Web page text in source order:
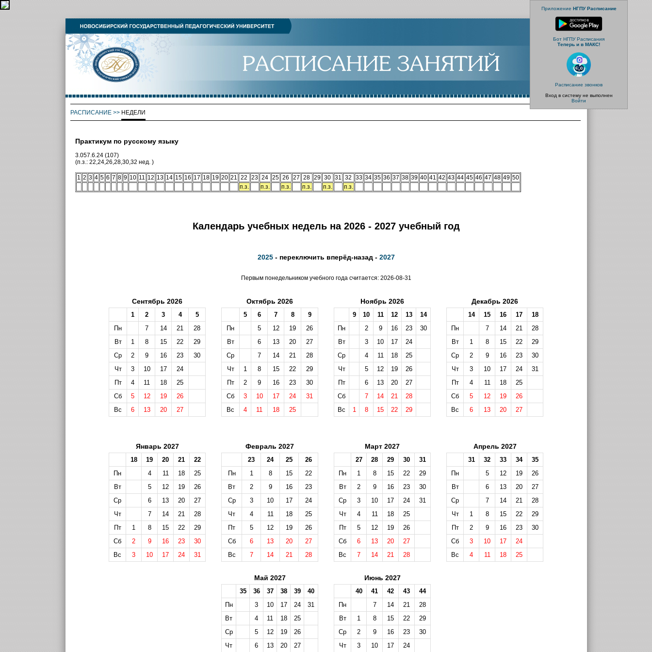
Приложение НГПУ Расписание
Бот НГПУ Расписания
Теперь и в МАКС!
Расписание звонков
Вход в систему не выполнен
Войти
РАСПИСАНИЕ>> НЕДЕЛИ
Практикум по русскому языку
3.057.6.24 (107)
(п.з.: 22,24,26,28,30,32 нед. )
1 2 3 4 5 6 7 8 9 10 11 12 13 14 15 16 17 18 19 20 21 22 23 24 25 26 27 28 29 30 31 32 33 34 35 36 37 38 39 40 41 42 43 44 45 46 47 48 49 50
п.з.
п.з. п.з. п.з. п.з. п.з.
Календарь учебных недель на 2026 - 2027 учебный год
2025- переключить вперёд-назад - 2027
Первым понедельником учебного года считается: 2026-08-31
Сентябрь 2026
1 2 3 4
5
Пн
7 14 21
28
Вт
1 8 15 22
29
Ср
2 9 16 23
30
Чт
3 10 17
24
Пт
4 11 18
25
Сб
5 12 19
26
Вс
6 13 20 27
Октябрь 2026
5 6 7 8
9
Пн
5 12 19
26
Вт
6 13 20
27
Ср
7 14 21
28
Чт
1 8 15 22
29
Пт
2 9 16 23
30
Сб
3 10 17 24
31
Вс
4 11 18 25
Ноябрь 2026
9 10 11 12 13
14
Пн
2 9 16 23
30
Вт
3 10 17
24
Ср
4 11 18
25
Чт
5 12 19
26
Пт
6 13 20
27
Сб
7 14 21
28
Вс
1 8 15 22 29
Декабрь 2026
14 15 16 17
18
Пн
7 14 21
28
Вт
1 8 15 22
29
Ср
2 9 16 23
30
Чт
3 10 17 24
31
Пт
4 11 18
25
Сб
5 12 19
26
Вс
6 13 20 27
Январь 2027
18 19 20 21
22
Пн
4 11 18
25
Вт
5 12 19
26
Ср
6 13 20
27
Чт
7 14 21
28
Пт
1 8 15 22
29
Сб
2 9 16 23
30
Вс
3 10 17 24 31
Февраль 2027
23 24 25
26
Пн
1 8 15
22
Вт
2 9 16
23
Ср
3 10 17
24
Чт
4 11 18
25
Пт
5 12 19
26
Сб
6 13 20
27
Вс
7 14 21 28
Март 2027
27 28 29 30
31
Пн
1 8 15 22
29
Вт
2 9 16 23
30
Ср
3 10 17 24
31
Чт
4 11 18
25
Пт
5 12 19
26
Сб
6 13 20
27
Вс
7 14 21 28
Апрель 2027
31 32 33 34
35
Пн
5 12 19
26
Вт
6 13 20
27
Ср
7 14 21
28
Чт
1 8 15 22
29
Пт
2 9 16 23
30
Сб
3 10 17
24
Вс
4 11 18 25
Май 2027
35 36 37 38 39
40
Пн
3 10 17 24
31
Вт
4 11 18
25
Ср
5 12 19
26
Чт
6 13 20 27
Июнь 2027
40 41 42 43
44
Пн
7 14 21
28
Вт
1 8 15 22
29
Ср
2 9 16 23
30
Чт
3 10 17 24